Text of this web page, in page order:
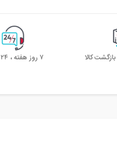
کالا ۷ روز هفته ، ۲۴ ساعته